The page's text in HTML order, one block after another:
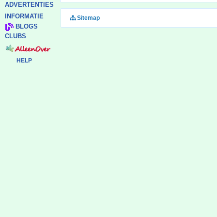
ADVERTENTIES
INFORMATIE
BLOGS
CLUBS
HELP
Sitemap